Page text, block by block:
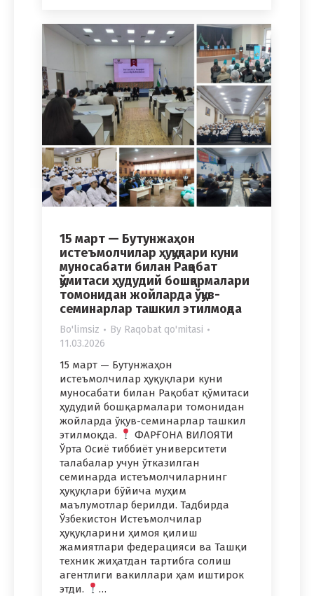
15 март — Бутунжаҳон
истеъмолчилар ҳуқуқлари куни
муносабати билан Рақобат
қўмитаси ҳудудий бошқармалари
томонидан жойларда ўқув-
семинарлар ташкил этилмоқда
Bo'limsiz By Raqobat qo'mitasi
11.03.2026
15 март — Бутунжаҳон
истеъмолчилар ҳуқуқлари куни
муносабати билан Рақобат қўмитаси
ҳудудий бошқармалари томонидан
жойларда ўқув-семинарлар ташкил
этилмоқда.
ФАРҒОНА ВИЛОЯТИ
Ўрта Осиё тиббиёт университети
талабалар учун ўтказилган
семинарда истеъмолчиларнинг
ҳуқуқлари бўйича муҳим
маълумотлар берилди. Тадбирда
Ўзбекистон Истеъмолчилар
ҳуқуқларини ҳимоя қилиш
жамиятлари федерацияси ва Ташқи
техник жиҳатдан тартибга солиш
агентлиги вакиллари ҳам иштирок
этди.
…